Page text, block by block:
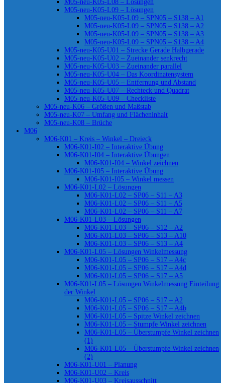
M05-neu-K05-L08 – Lösungen
M05-neu-K05-L09 – Lösungen
M05-neu-K05-L09 – SPN05 – S138 – A1
M05-neu-K05-L09 – SPN05 – S138 – A2
M05-neu-K05-L09 – SPN05 – S138 – A3
M05-neu-K05-L09 – SPN05 – S138 – A4
M05-neu-K05-U01 – Strecke Gerade Halbgerade
M05-neu-K05-U02 – Zueinander senkrecht
M05-neu-K05-U03 – Zueinander parallel
M05-neu-K05-U04 – Das Koordinatensystem
M05-neu-K05-U05 – Entfernung und Abstand
M05-neu-K05-U07 – Rechteck und Quadrat
M05-neu-K05-U09 – Checkliste
M05-neu-K06 – Größen und Maßstab
M05-neu-K07 – Umfang und Flächeninhalt
M05-neu-K08 – Brüche
M06
M06-K01 – Kreis – Winkel – Dreieck
M06-K01-I02 – Interaktive Übung
M06-K01-I04 – Interaktive Übungen
M06-K01-I04 – Winkel zeichnen
M06-K01-I05 – Interaktive Übung
M06-K01-I05 – Winkel messen
M06-K01-L02 – Lösungen
M06-K01-L02 – SP06 – S11 – A3
M06-K01-L02 – SP06 – S11 – A5
M06-K01-L02 – SP06 – S11 – A7
M06-K01-L03 – Lösungen
M06-K01-L03 – SP06 – S12 – A2
M06-K01-L03 – SP06 – S13 – A10
M06-K01-L03 – SP06 – S13 – A4
M06-K01-L05 – Lösungen Winkelmessung
M06-K01-L05 – SP06 – S17 – A4c
M06-K01-L05 – SP06 – S17 – A4d
M06-K01-L05 – SP06 – S17 – A5
M06-K01-L05 – Lösungen Winkelmessung Einteilung
der Winkel
M06-K01-L05 – SP06 – S17 – A2
M06-K01-L05 – SP06 – S17 – A4b
M06-K01-L05 – Spitze Winkel zeichnen
M06-K01-L05 – Stumpfe Winkel zeichnen
M06-K01-L05 – Überstumpfe Winkel zeichnen
(1)
M06-K01-L05 – Überstumpfe Winkel zeichnen
(2)
M06-K01-U01 – Planung
M06-K01-U02 – Kreis
M06-K01-U03 – Kreisausschnitt